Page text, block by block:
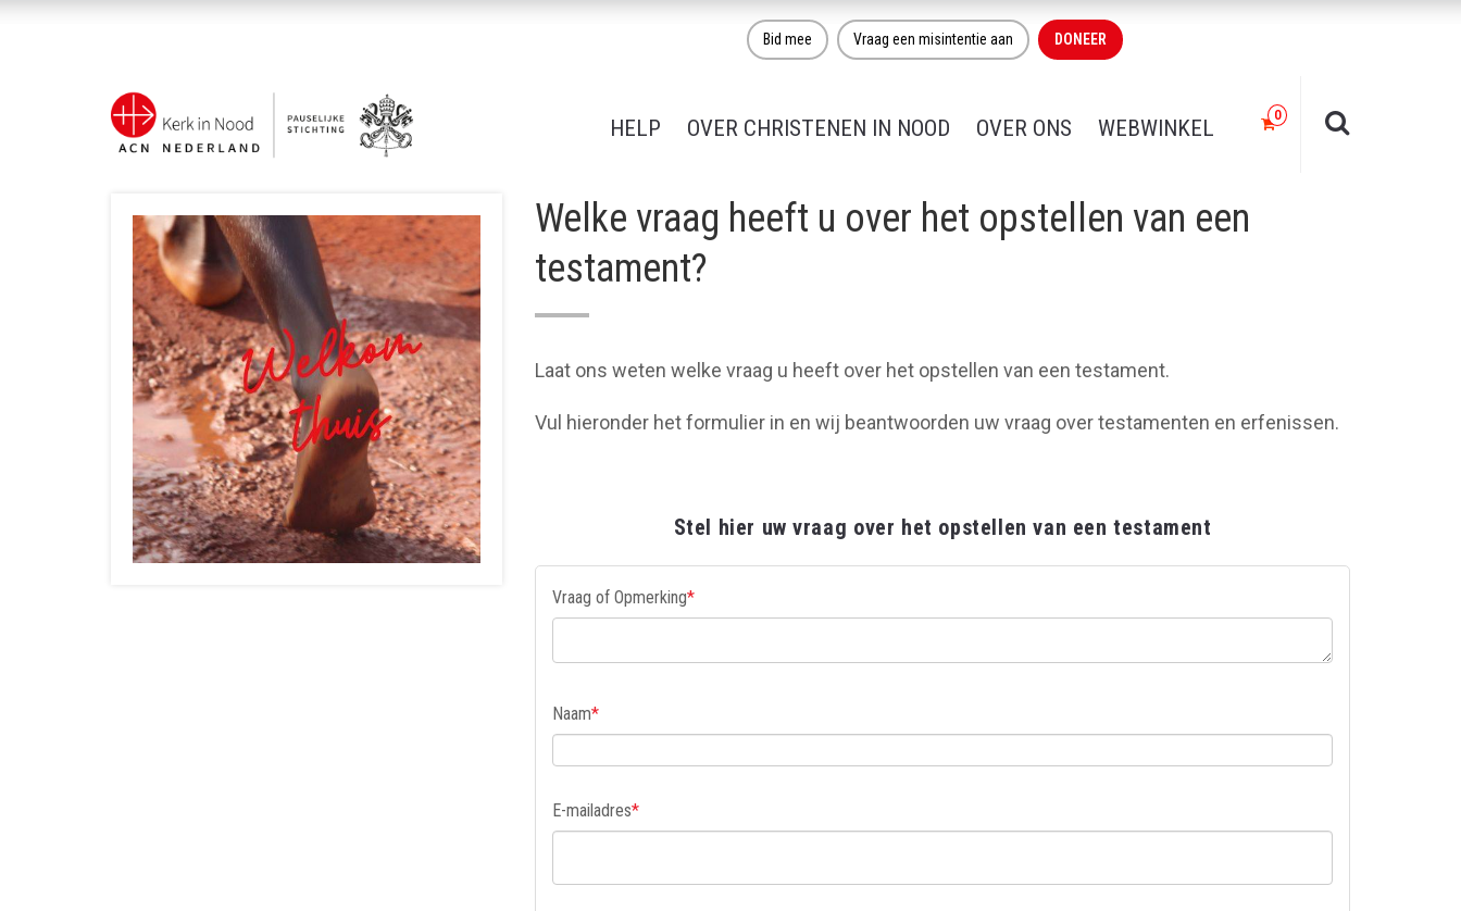
Bid mee Vraag een misintentie aan DONEER
HELP OVER CHRISTENEN IN NOOD OVER ONS WEBWINKEL
Welke vraag heeft u over het opstellen van een
testament?
Laat ons weten welke vraag u heeft over het opstellen van een testament.
Vul hieronder het formulier in en wij beantwoorden uw vraag over testamenten en erfenissen.
Stel hier uw vraag over het opstellen van een testament
Vraag of Opmerking*
Naam*
E-mailadres*